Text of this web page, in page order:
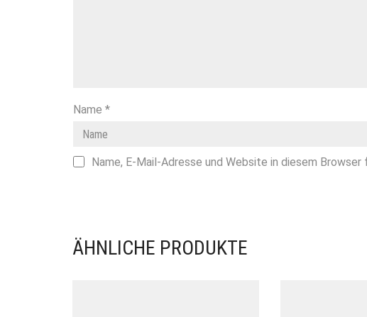
Name *
Name, E-Mail-Adresse und Website in diesem
ÄHNLICHE PRODUKTE